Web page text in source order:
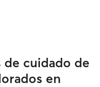
de cuidado de
en